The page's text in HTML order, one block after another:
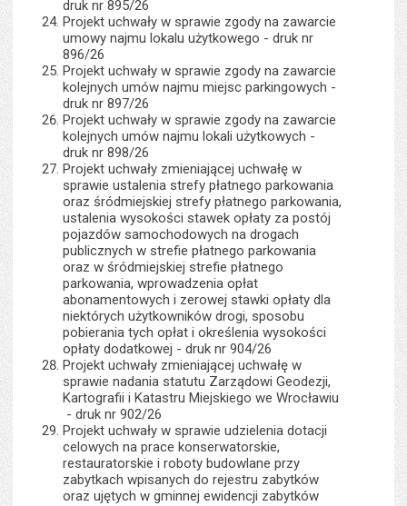
druk nr 895/26
Projekt uchwały w sprawie zgody na zawarcie
umowy najmu lokalu użytkowego - druk nr
896/26
Projekt uchwały w sprawie zgody na zawarcie
kolejnych umów najmu miejsc parkingowych -
druk nr 897/26
Projekt uchwały w sprawie zgody na zawarcie
kolejnych umów najmu lokali użytkowych -
druk nr 898/26
Projekt uchwały zmieniającej uchwałę w
sprawie ustalenia strefy płatnego parkowania
oraz śródmiejskiej strefy płatnego parkowania,
ustalenia wysokości stawek opłaty za postój
pojazdów samochodowych na drogach
publicznych w strefie płatnego parkowania
oraz w śródmiejskiej strefie płatnego
parkowania, wprowadzenia opłat
abonamentowych i zerowej stawki opłaty dla
niektórych użytkowników drogi, sposobu
pobierania tych opłat i określenia wysokości
opłaty dodatkowej - druk nr 904/26
Projekt uchwały zmieniającej uchwałę w
sprawie nadania statutu Zarządowi Geodezji,
Kartografii i Katastru Miejskiego we Wrocławiu
- druk nr 902/26
Projekt uchwały w sprawie udzielenia dotacji
celowych na prace konserwatorskie,
restauratorskie i roboty budowlane przy
zabytkach wpisanych do rejestru zabytków
oraz ujętych w gminnej ewidencji zabytków